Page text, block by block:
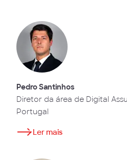
Pedro Santinhos
Diretor da área de Digital
Portugal
Ler mais